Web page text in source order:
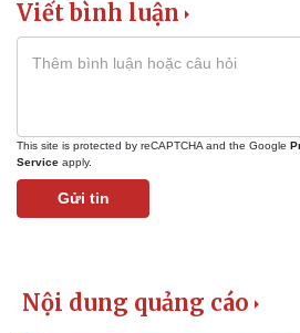
Viết bình luận
This site is protected by reCAPTCHA and the Google
Service apply.
Gửi tin